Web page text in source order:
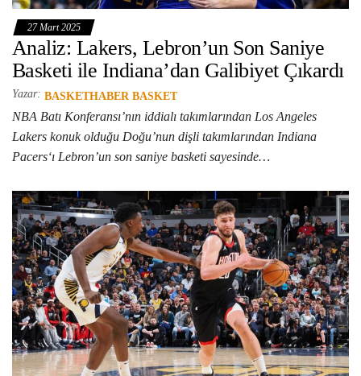
27 Mart 2025
Analiz: Lakers, Lebron’un Son Saniye
Basketi ile Indiana’dan Galibiyet Çıkardı
Yazar: BASKETHABER BASKET
NBA Batı Konferansı’nın iddialı takımlarından Los Angeles
Lakers konuk olduğu Doğu’nun dişli takımlarından Indiana
Pacers‘ı Lebron’un son saniye basketi sayesinde…